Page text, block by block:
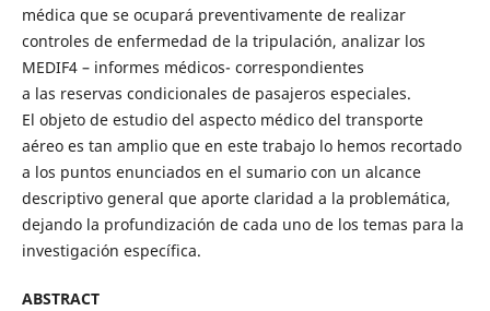
médica que se ocupará preventivamente de realizar
controles de enfermedad de la tripulación, analizar los
MEDIF4 – informes médicos- correspondientes
a las reservas condicionales de pasajeros especiales.
El objeto de estudio del aspecto médico del transporte
aéreo es tan amplio que en este trabajo lo hemos recortado
a los puntos enunciados en el sumario con un alcance
descriptivo general que aporte claridad a la problemática,
dejando la profundización de cada uno de los temas para la
investigación específica.
ABSTRACT